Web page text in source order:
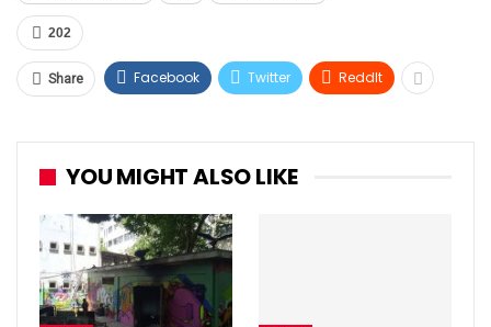
202
Share Facebook Twitter ReddIt
YOU MIGHT ALSO LIKE